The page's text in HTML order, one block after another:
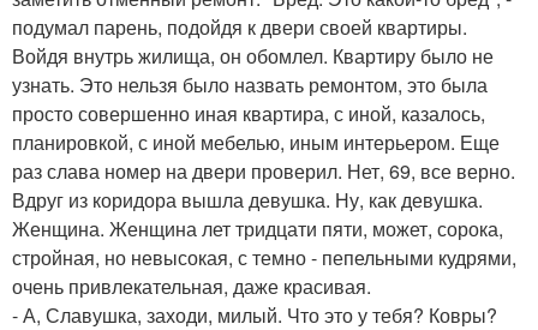
подумал парень, подойдя к двери своей квартиры.
Войдя внутрь жилища, он обомлел. Квартиру было не
узнать. Это нельзя было назвать ремонтом, это была
просто совершенно иная квартира, с иной, казалось,
планировкой, с иной мебелью, иным интерьером. Еще
раз слава номер на двери проверил. Нет, 69, все верно.
Вдруг из коридора вышла девушка. Ну, как девушка.
Женщина. Женщина лет тридцати пяти, может, сорока,
стройная, но невысокая, с темно - пепельными кудрями,
очень привлекательная, даже красивая.
- А, Славушка, заходи, милый. Что это у тебя? Ковры?